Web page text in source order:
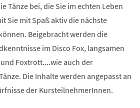
Tänze bei, die Sie im echten Leben
Sie mit Spaß aktiv die nächste
Beigebracht werden die
im Disco Fox, langsamen
Foxtrott....wie auch der
Die Inhalte werden angepasst an
der KursteilnehmerInnen.